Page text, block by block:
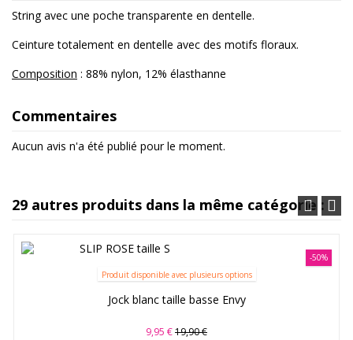
String avec une poche transparente en dentelle.
Ceinture totalement en dentelle avec des motifs floraux.
Composition : 88% nylon, 12% élasthanne
Commentaires
Aucun avis n'a été publié pour le moment.
29 autres produits dans la même catégorie :
-50%
Produit disponible avec plusieurs options
Jock blanc taille basse Envy
9,95 €19,90 €